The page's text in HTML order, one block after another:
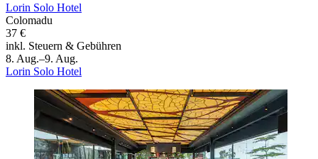
Lorin Solo Hotel
Colomadu
37 €
inkl. Steuern & Gebühren
8. Aug.–9. Aug.
Lorin Solo Hotel